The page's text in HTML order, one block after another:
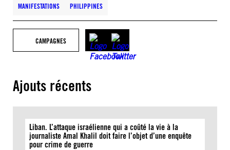
MANIFESTATIONS PHILIPPINES
CAMPAGNES
Ajouts récents
Liban. L’attaque israélienne qui a coûté la vie à la
journaliste Amal Khalil doit faire l’objet d’une enquête
pour crime de guerre